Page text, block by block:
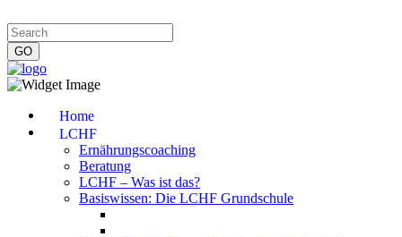
Home
LCHF
Ernährungscoaching
Beratung
LCHF – Was ist das?
Basiswissen: Die LCHF Grundschule